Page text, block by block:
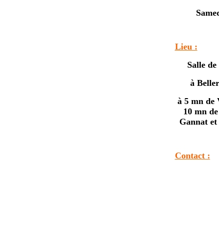
Lieu :
Salle
à
à 5 mn de
10 mn
Gannat
Contact :